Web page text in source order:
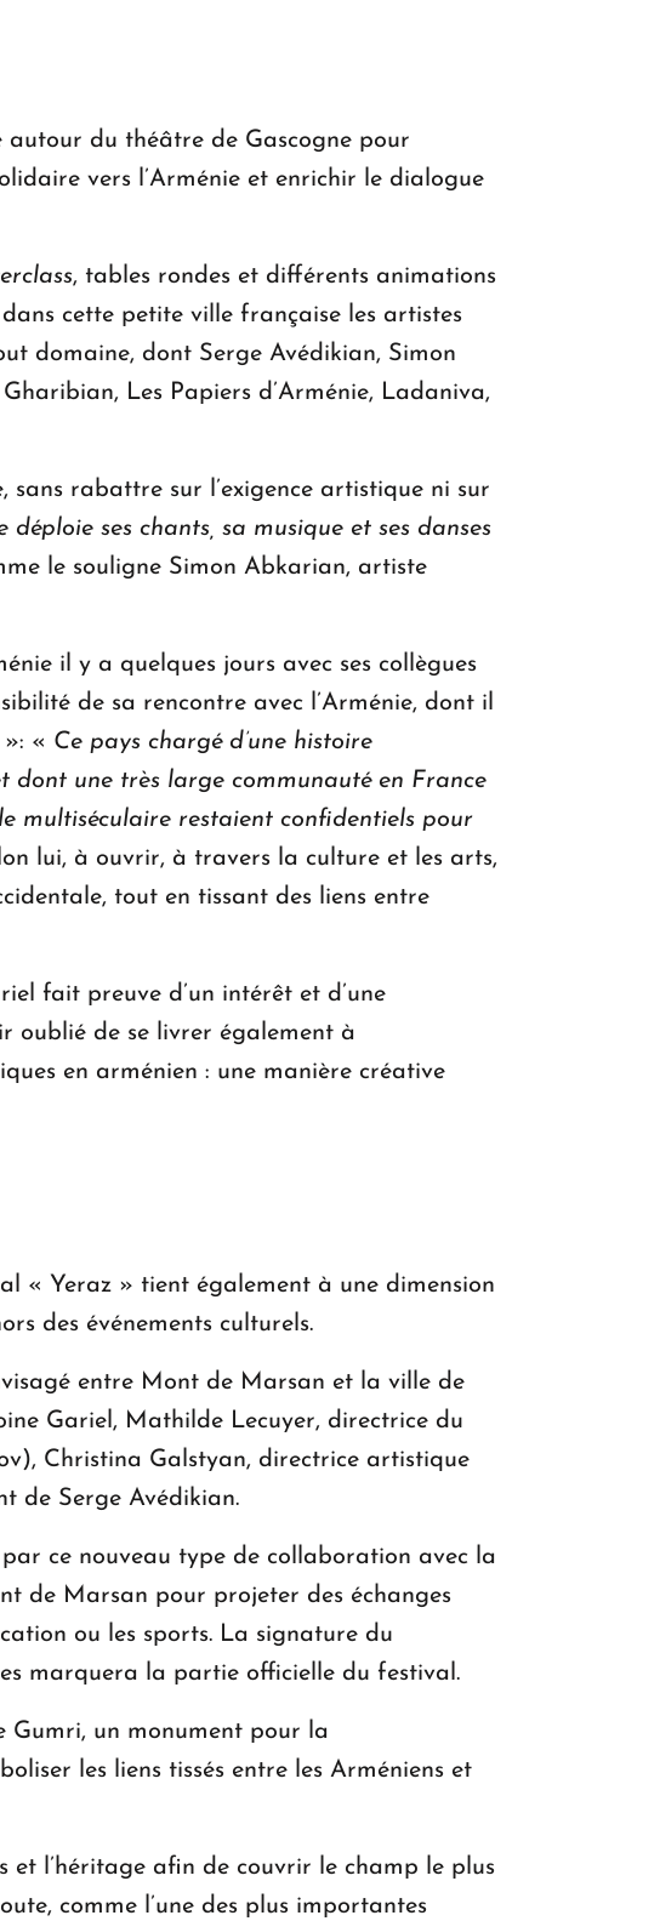
autour du théâtre de Gascogne pour
vers l’Arménie et enrichir le dialogue
, tables rondes et différents animations
cette petite ville française les artistes
domaine, dont Serge Avédikian, Simon
Les Papiers d’Arménie, Ladaniva,
rabattre sur l’exigence artistique ni sur
déploie ses chants, sa musique et ses danses
le souligne Simon Abkarian, artiste
il y a quelques jours avec ses collègues
de sa rencontre avec l’Arménie, dont il
»: « Ce pays chargé d’une histoire
dont une très large communauté en France
multiséculaire restaient confidentiels pour
lui, à ouvrir, à travers la culture et les arts,
tout en tissant des liens entre
fait preuve d’un intérêt et d’une
oublié de se livrer également à
en arménien : une manière créative
« Yeraz » tient également à une dimension
des événements culturels.
entre Mont de Marsan et la ville de
Gariel, Mathilde Lecuyer, directrice du
Christina Galstyan, directrice artistique
de Serge Avédikian.
ce nouveau type de collaboration avec la
de Marsan pour projeter des échanges
ou les sports. La signature du
marquera la partie officielle du festival.
Gumri, un monument pour la
les liens tissés entre les Arméniens et
et l’héritage afin de couvrir le champ le plus
comme l’une des plus importantes